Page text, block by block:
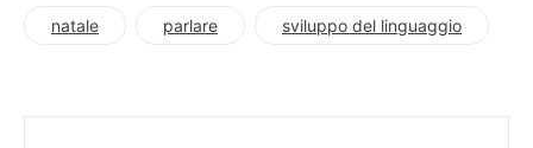
natale parlare sviluppo del linguaggio